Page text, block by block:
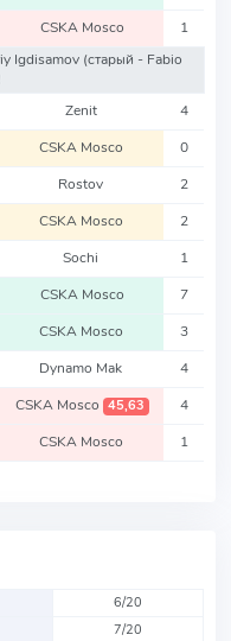
CSKA Mosco
1
Igdisamov (старый - Fabio
Zenit 4
CSKA Mosco 0
Rostov 2
CSKA Mosco 2
Sochi 1
CSKA Mosco 7
CSKA Mosco 3
Dynamo Mak 4
CSKA Mosco 45,63 4
CSKA Mosco 1
6/20
7/20